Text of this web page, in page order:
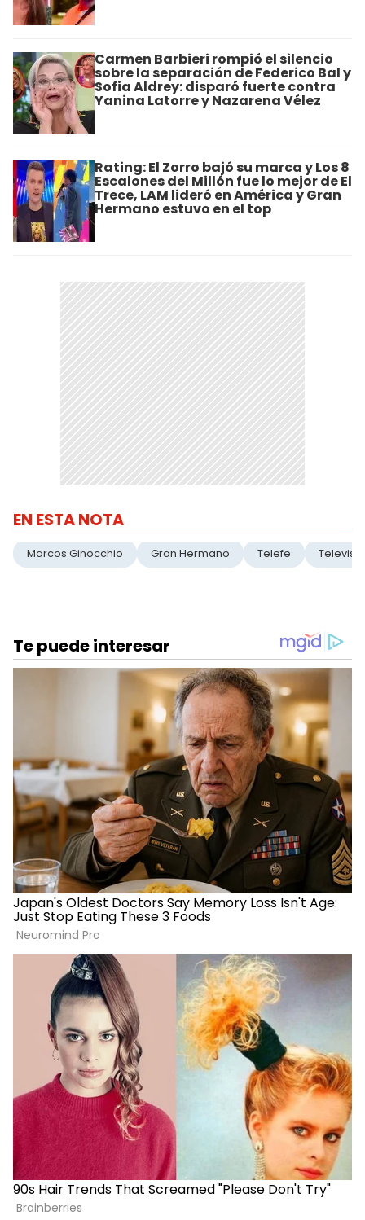
Carmen Barbieri rompió el silencio
sobre la separación de Federico Bal y
Sofia Aldrey: disparó fuerte contra
Yanina Latorre y Nazarena Vélez
Rating: El Zorro bajó su marca y Los 8
Escalones del Millón fue lo mejor de El
Trece, LAM lideró en América y Gran
Hermano estuvo en el top
EN ESTA NOTA
Marcos Ginocchio Gran Hermano Telefe